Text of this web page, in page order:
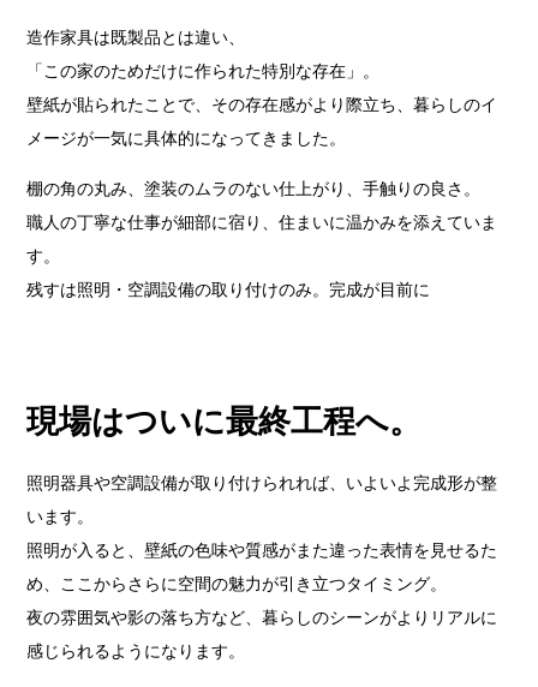
造作家具は既製品とは違い、
「この家のためだけに作られた特別な存在」。
壁紙が貼られたことで、その存在感がより際立ち、暮らしのイ
メージが一気に具体的になってきました。
棚の角の丸み、塗装のムラのない仕上がり、手触りの良さ。
職人の丁寧な仕事が細部に宿り、住まいに温かみを添えていま
す。
残すは照明・空調設備の取り付けのみ。完成が目前に
現場はついに最終工程へ。
照明器具や空調設備が取り付けられれば、いよいよ完成形が整
います。
照明が入ると、壁紙の色味や質感がまた違った表情を見せるた
め、ここからさらに空間の魅力が引き立つタイミング。
夜の雰囲気や影の落ち方など、暮らしのシーンがよりリアルに
感じられるようになります。